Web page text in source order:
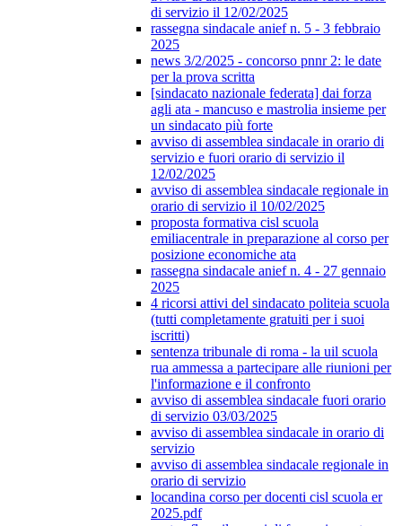
di servizio il 12/02/2025
rassegna sindacale anief n. 5 - 3 febbraio
2025
news 3/2/2025 - concorso pnnr 2: le date
per la prova scritta
[sindacato nazionale federata] dai forza
agli ata - mancuso e mastrolia insieme per
un sindacato più forte
avviso di assemblea sindacale in orario di
servizio e fuori orario di servizio il
12/02/2025
avviso di assemblea sindacale regionale in
orario di servizio il 10/02/2025
proposta formativa cisl scuola
emiliacentrale in preparazione al corso per
posizione economiche ata
rassegna sindacale anief n. 4 - 27 gennaio
2025
4 ricorsi attivi del sindacato politeia scuola
(tutti completamente gratuiti per i suoi
iscritti)
sentenza tribunale di roma - la uil scuola
rua ammessa a partecipare alle riunioni per
l'informazione e il confronto
avviso di assemblea sindacale fuori orario
di servizio 03/03/2025
avviso di assemblea sindacale in orario di
servizio
avviso di assemblea sindacale regionale in
orario di servizio
locandina corso per docenti cisl scuola er
2025.pdf